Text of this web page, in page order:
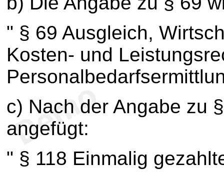
" § 69 Ausgleich,
Kosten- und
c) Nach der Angabe zu
angefügt:
" § 118 Einmalig